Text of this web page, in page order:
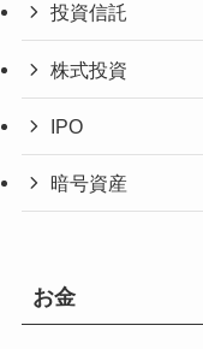
投資信託
株式投資
IPO
暗号資産
お金